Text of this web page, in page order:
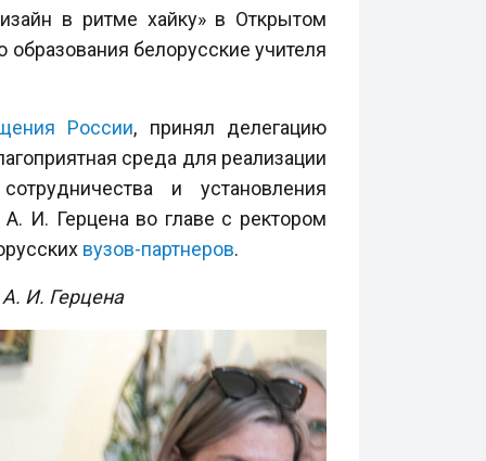
в ритме хайку» в Открытом
образования белорусские учителя
России, принял делегацию
среда для реализации
и установления
И. Герцена во главе с ректором
вузов-партнеров.
И. Герцена